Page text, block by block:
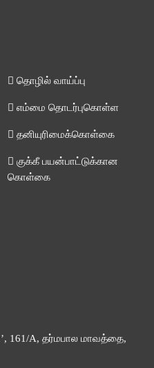
தொழில் வாய்ப்பு
எம்மை தொடர்புகொள்ள
தனியுரிமைக்கொள்கை
குக்கீ பயன்பாட்டுக்கான
கொள்கை
161/A, தர்மபால மாவத்தை,